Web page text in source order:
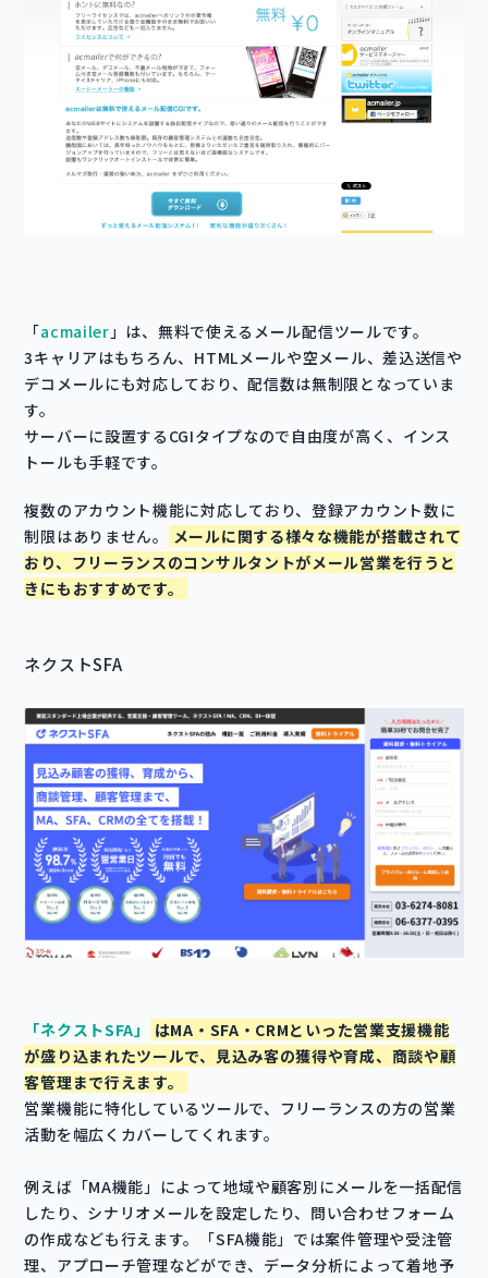
「acmailer 」は、無料で使えるメール配信ツールです。
3キャリアはもちろん、HTMLメールや空メール、差込送信や
デコメールにも対応しており、配信数は無制限となっていま
す。
サーバーに設置するCGIタイプなので自由度が高く、インス
トールも手軽です。
複数のアカウント機能に対応しており、登録アカウント数に
制限はありません。
メールに関する様々な機能が搭載されて
おり、フリーランスのコンサルタントがメール営業を行うと
きにもおすすめです。
ネクストSFA
「ネクストSFA」
はMA・SFA・CRMといった営業支援機能
が盛り込まれたツールで、見込み客の獲得や育成、商談や顧
客管理まで行えます。
営業機能に特化しているツールで、フリーランスの方の営業
活動を幅広くカバーしてくれます。
例えば「MA機能」によって地域や顧客別にメールを一括配信
したり、シナリオメールを設定したり、問い合わせフォーム
の作成なども行えます。「SFA機能」では案件管理や受注管
理、アプローチ管理などができ、データ分析によって着地予